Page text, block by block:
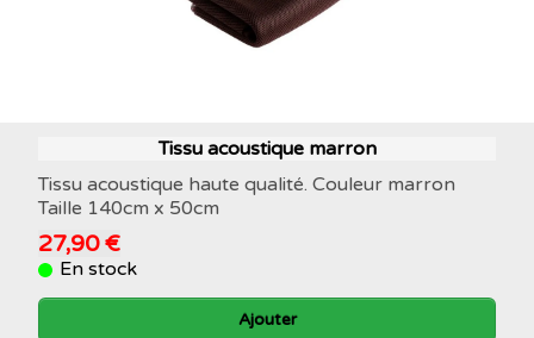
Tissu acoustique marron
Tissu acoustique haute qualité. Couleur marron
Taille 140cm x 50cm
27,90 €
En stock
Ajouter